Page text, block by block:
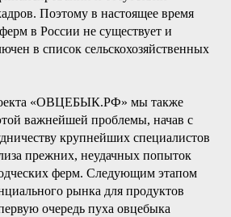
Поэтому в настоящее время
в России не существует и
в список сельскохозяйственных
«ОВЦЕБЫК.РФ» мы также
важнейшей проблемы, начав с
крупнейших специалистов
прежних, неудачных попыток
ферм. Следующим этапом
рынка для продуктов
очередь пуха овцебыка